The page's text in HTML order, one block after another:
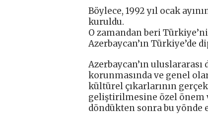
Böylece, 1992 yıl ocak
kuruldu.
O zamandan beri
Azerbaycan’ın Türkiye’de
Azerbaycan’ın
korunmasında ve genel
kültürel çıkarlarının
geliştirilmesine özel önem
döndükten sonra bu yönde